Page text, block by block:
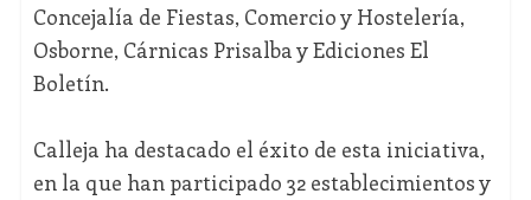
Concejalía de Fiestas, Comercio y Hostelería,
Osborne, Cárnicas Prisalba y Ediciones El
Boletín.
Calleja ha destacado el éxito de esta iniciativa,
en la que han participado 32 establecimientos y